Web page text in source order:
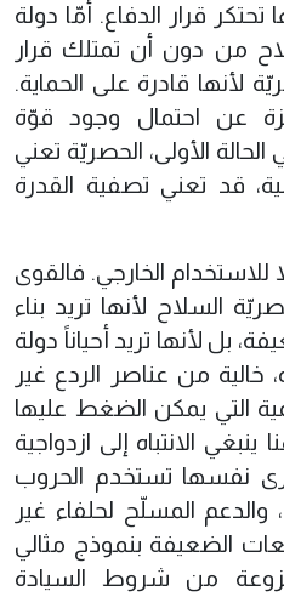
تحتكر قرار الدفاع. أمّا دولة
من دون أن تمتلك قرار
لأنها قادرة على الحماية.
عن احتمال وجود قوّة
الأولى، الحصريّة تعني
قد تعني تصفية القدرة
للاستخدام الخارجي. فالقوى
السلاح لأنها تريد بناء
بل لأنها تريد أحياناً دولة
من عناصر الردع غير
التي يمكن الضغط عليها
الانتباه إلى ازدواجية
نفسها تستخدم الحروب
والدعم المسلّح لحلفاء غير
الضعيفة بنموذج مثالي
من شروط السيادة